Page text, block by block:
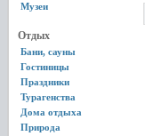
Музеи
Отдых
Бани, сауны
Гостиницы
Праздники
Турагенства
Дома отдыха
Природа